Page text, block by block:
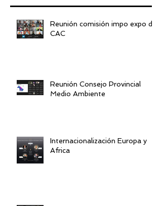
Reunión comisión impo expo de
CAC
Reunión Consejo Provincial
Medio Ambiente
Internacionalización Europa y
Africa